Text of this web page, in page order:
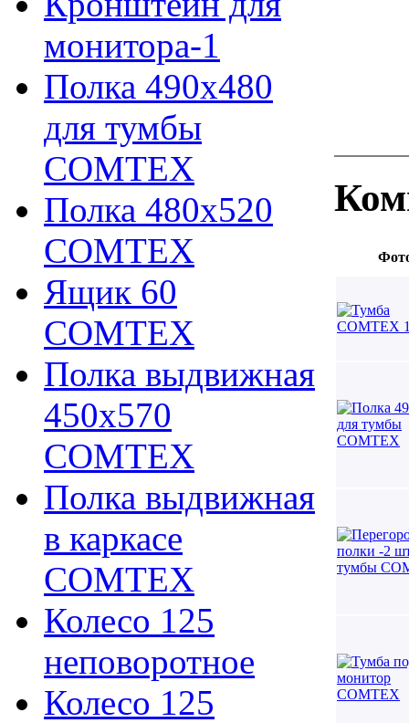
монитора-1
Полка 490х480
для тумбы
COMTEX
Полка 480х520
COMTEX
Ящик 60
COMTEX
Полка выдвижная
450х570
COMTEX
Полка выдвижная
в каркасе
COMTEX
Колесо 125
неповоротное
Колесо 125